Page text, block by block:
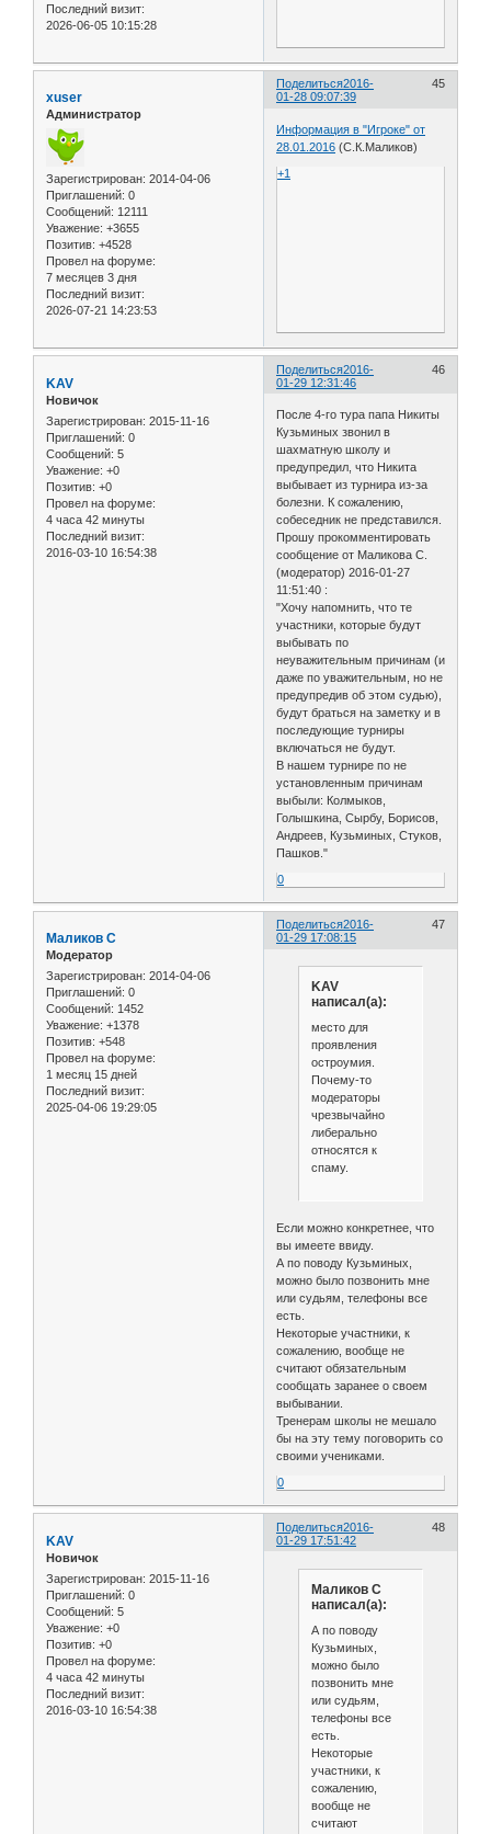
Последний визит:
2026-06-05 10:15:28
Поделиться 45
2016-
01-28 09:07:39
xuser
Администратор
Зарегистрирован: 2014-04-06
Приглашений: 0
Сообщений: 12111
Уважение: +3655
Позитив: +4528
Провел на форуме:
7 месяцев 3 дня
Последний визит:
2026-07-21 14:23:53
Информация в "Игроке" от
28.01.2016 (С.К.Маликов)
+1
Поделиться 46
2016-
01-29 12:31:46
KAV
Новичок
Зарегистрирован: 2015-11-16
Приглашений: 0
Сообщений: 5
Уважение: +0
Позитив: +0
Провел на форуме:
4 часа 42 минуты
Последний визит:
2016-03-10 16:54:38
После 4-го тура папа Никиты
Кузьминых звонил в
шахматную школу и
предупредил, что Никита
выбывает из турнира из-за
болезни. К сожалению,
собеседник не представился.
Прошу прокомментировать
сообщение от Маликова С.
(модератор) 2016-01-27
11:51:40 :
"Хочу напомнить, что те
участники, которые будут
выбывать по
неуважительным причинам (и
даже по уважительным, но не
предупредив об этом судью),
будут браться на заметку и в
последующие турниры
включаться не будут.
В нашем турнире по не
установленным причинам
выбыли: Колмыков,
Голышкина, Сырбу, Борисов,
Андреев, Кузьминых, Стуков,
Пашков."
0
Поделиться 47
2016-
01-29 17:08:15
Маликов С
Модератор
Зарегистрирован: 2014-04-06
Приглашений: 0
Сообщений: 1452
Уважение: +1378
Позитив: +548
Провел на форуме:
1 месяц 15 дней
Последний визит:
2025-04-06 19:29:05
KAV
написал(а):
место для
проявления
остроумия.
Почему-то
модераторы
чрезвычайно
либерально
относятся к
спаму.
Если можно конкретнее, что
вы имеете ввиду.
А по поводу Кузьминых,
можно было позвонить мне
или судьям, телефоны все
есть.
Некоторые участники, к
сожалению, вообще не
считают обязательным
сообщать заранее о своем
выбывании.
Тренерам школы не мешало
бы на эту тему поговорить со
своими учениками.
0
Поделиться 48
2016-
01-29 17:51:42
KAV
Новичок
Зарегистрирован: 2015-11-16
Приглашений: 0
Сообщений: 5
Уважение: +0
Позитив: +0
Провел на форуме:
4 часа 42 минуты
Последний визит:
2016-03-10 16:54:38
Маликов С
написал(а):
А по поводу
Кузьминых,
можно было
позвонить мне
или судьям,
телефоны все
есть.
Некоторые
участники, к
сожалению,
вообще не
считают